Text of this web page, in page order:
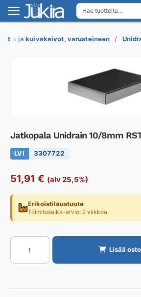
Hae tuotteita...
Siirry
navigointiin
Siirry
sisältöön
ja kuivakaivot, varusteineen
Jatkopala Unidrain 10/8mm
LVI 3307722
51,91 € (alv 25,5%)
Erikoistilaustuote
Toimitusaika-arvio: 2 viikkoa
Jatkopala
Unidrain
10/8mm
harjattu
Lisää